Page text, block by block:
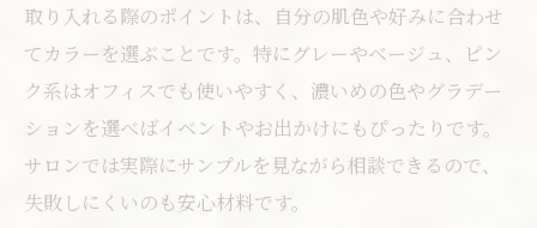
取り入れる際のポイントは、自分の肌色や好みに合わせ
てカラーを選ぶことです。特にグレーやベージュ、ピン
ク系はオフィスでも使いやすく、濃いめの色やグラデー
ションを選べばイベントやお出かけにもぴったりです。
サロンでは実際にサンプルを見ながら相談できるので、
失敗しにくいのも安心材料です。